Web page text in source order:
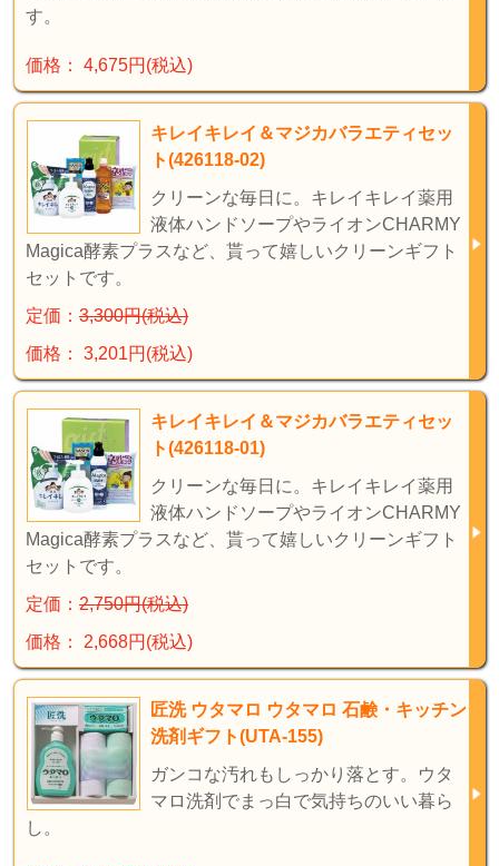
す。
価格： 4,675円(税込)
キレイキレイ＆マジカバラエティセッ
ト(426118-02)
クリーンな毎日に。キレイキレイ薬用
液体ハンドソープやライオンCHARMY
Magica酵素プラスなど、貰って嬉しいクリーンギフト
セットです。
定価： 3,300円(税込)
価格： 3,201円(税込)
キレイキレイ＆マジカバラエティセッ
ト(426118-01)
クリーンな毎日に。キレイキレイ薬用
液体ハンドソープやライオンCHARMY
Magica酵素プラスなど、貰って嬉しいクリーンギフト
セットです。
定価： 2,750円(税込)
価格： 2,668円(税込)
匠洗 ウタマロ ウタマロ 石鹸・キッチン
洗剤ギフト(UTA-155)
ガンコな汚れもしっかり落とす。ウタ
マロ洗剤でまっ白で気持ちのいい暮ら
し。